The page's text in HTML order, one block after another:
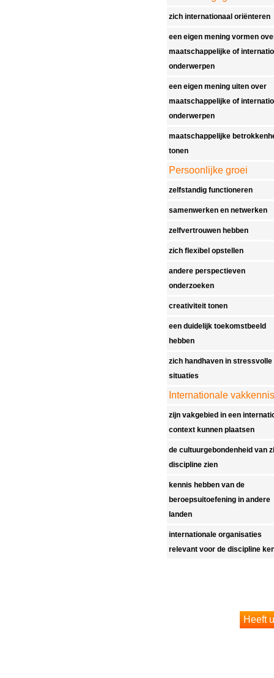
zich internationaal oriënteren
een eigen mening vormen
maatschappelijke of
onderwerpen
een eigen mening uiten over
maatschappelijke of
onderwerpen
maatschappelijke
tonen
Persoonlijke groei
zelfstandig functioneren
samenwerken en netwerken
zelfvertrouwen hebben
zich flexibel opstellen
andere perspectieven
onderzoeken
creativiteit tonen
een duidelijk toekomstbeeld
hebben
zich handhaven in stressvolle
situaties
Internationale vakkennis
zijn vakgebied in een
context kunnen plaatsen
de cultuurgebondenheid van
discipline zien
kennis hebben van de
beroepsuitoefening in andere
landen
internationale organisaties
relevant voor de discipline